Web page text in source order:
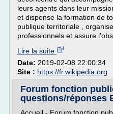
leurs agents dans leur
et dispense la formation de
publique territoriale ,
professionnels et assure
Lire la suite
Date: 2019-02-08 22:00:34
Site : https://fr.wikipedia.org
Forum fonction
questions/réponses